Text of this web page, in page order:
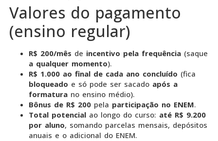
Valores do pagamento
(ensino regular)
R$ 200/mês de incentivo pela frequência (saque
a qualquer momento).
R$ 1.000 ao final de cada ano concluído (fica
bloqueado e só pode ser sacado após a
formatura no ensino médio).
Bônus de R$ 200 pela participação no ENEM.
Total potencial ao longo do curso: até R$ 9.200
por aluno, somando parcelas mensais, depósitos
anuais e o adicional do ENEM.